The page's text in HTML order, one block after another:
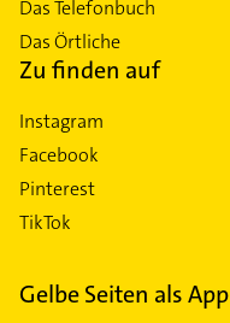
Das Telefonbuch
Das Örtliche
Zu finden auf
Instagram
Facebook
Pinterest
TikTok
Gelbe Seiten als App